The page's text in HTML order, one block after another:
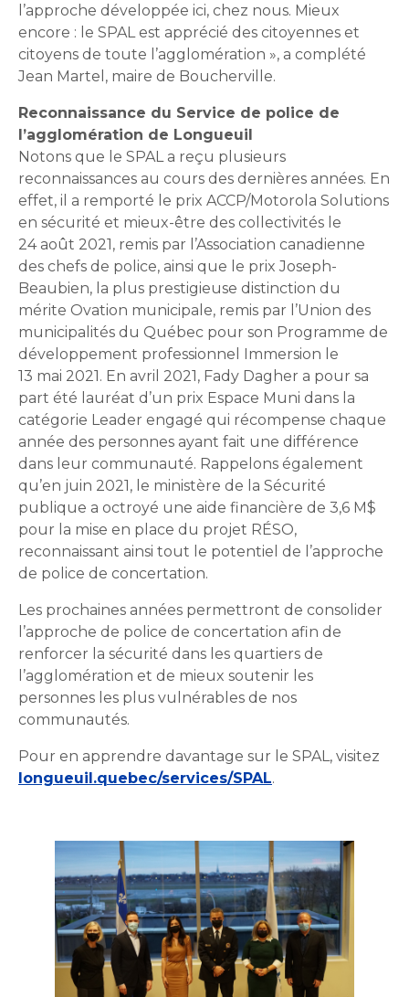
l’approche développée ici, chez nous. Mieux
encore : le SPAL est apprécié des citoyennes et
citoyens de toute l’agglomération », a complété
Jean Martel, maire de Boucherville.
Reconnaissance du Service de police de
l’agglomération de Longueuil
Notons que le SPAL a reçu plusieurs
reconnaissances au cours des dernières années. En
effet, il a remporté le prix ACCP/Motorola Solutions
en sécurité et mieux-être des collectivités le
24 août 2021, remis par l’Association canadienne
des chefs de police, ainsi que le prix Joseph-
Beaubien, la plus prestigieuse distinction du
mérite Ovation municipale, remis par l’Union des
municipalités du Québec pour son Programme de
développement professionnel Immersion le
13 mai 2021. En avril 2021, Fady Dagher a pour sa
part été lauréat d’un prix Espace Muni dans la
catégorie Leader engagé qui récompense chaque
année des personnes ayant fait une différence
dans leur communauté. Rappelons également
qu’en juin 2021, le ministère de la Sécurité
publique a octroyé une aide financière de 3,6 M$
pour la mise en place du projet RÉSO,
reconnaissant ainsi tout le potentiel de l’approche
de police de concertation.
Les prochaines années permettront de consolider
l’approche de police de concertation afin de
renforcer la sécurité dans les quartiers de
l’agglomération et de mieux soutenir les
personnes les plus vulnérables de nos
communautés.
Pour en apprendre davantage sur le SPAL, visitez
longueuil.quebec/services/SPAL.